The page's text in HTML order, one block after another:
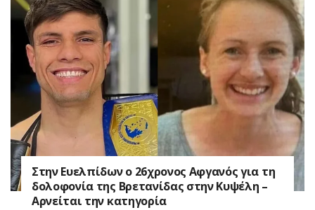
Στην Ευελπίδων ο 26χρονος Αφγανός για τη
δολοφονία της Βρετανίδας στην Κυψέλη –
Αρνείται την κατηγορία